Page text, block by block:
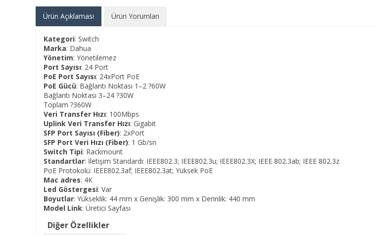
Ürün Açıklaması Ürün Yorumları
Kategori: Switch
Marka: Dahua
Yönetim: Yönetilemez
Port Sayısı: 24 Port
PoE Port Sayısı: 24xPort PoE
PoE Gücü: Bağlantı Noktası 1–2 ?60W
Bağlantı Noktası 3–24 ?30W
Toplam ?360W
Veri Transfer Hızı: 100Mbps
Uplink Veri Transfer Hızı: Gigabit
SFP Port Sayısı (Fiber): 2xPort
SFP Port Veri Hızı (Fiber): 1 Gb/sn
Switch Tipi: Rackmount
Standartlar: İletişim Standardı: IEEE802.3; IEEE802.3u; IEEE802.3X; IEEE 802.3ab; IEEE 802.3z
PoE Protokolü: IEEE802.3af; IEEE802.3at; Yüksek PoE
Mac adres: 4K
Led Göstergesi: Var
Boyutlar: Yükseklik: 44 mm x Genişlik: 300 mm x Derinlik: 440 mm
Model Link: Üretici Sayfası
Diğer Özellikler